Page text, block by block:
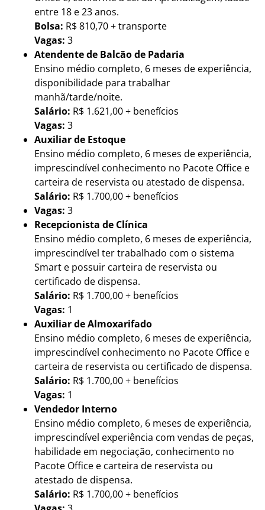
entre 18 e 23 anos.
Bolsa: R$ 810,70 + transporte
Vagas: 3
Atendente de Balcão de Padaria
Ensino médio completo, 6 meses de experiência,
disponibilidade para trabalhar
manhã/tarde/noite.
Salário: R$ 1.621,00 + benefícios
Vagas: 3
Auxiliar de Estoque
Ensino médio completo, 6 meses de experiência,
imprescindível conhecimento no Pacote Office e
carteira de reservista ou atestado de dispensa.
Salário: R$ 1.700,00 + benefícios
Vagas: 3
Recepcionista de Clínica
Ensino médio completo, 6 meses de experiência,
imprescindível ter trabalhado com o sistema
Smart e possuir carteira de reservista ou
certificado de dispensa.
Salário: R$ 1.700,00 + benefícios
Vagas: 1
Auxiliar de Almoxarifado
Ensino médio completo, 6 meses de experiência,
imprescindível conhecimento no Pacote Office e
carteira de reservista ou certificado de dispensa.
Salário: R$ 1.700,00 + benefícios
Vagas: 1
Vendedor Interno
Ensino médio completo, 6 meses de experiência,
imprescindível experiência com vendas de peças,
habilidade em negociação, conhecimento no
Pacote Office e carteira de reservista ou
atestado de dispensa.
Salário: R$ 1.700,00 + benefícios